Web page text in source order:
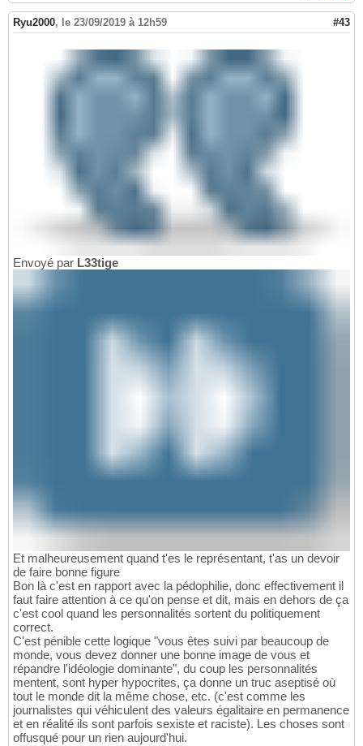
Ryu2000, le 23/09/2019 à 12h59 #43
Envoyé par L33tige
Et malheureusement quand t'es le représentant, t'as un devoir
de faire bonne figure
Bon là c'est en rapport avec la pédophilie, donc effectivement il
faut faire attention à ce qu'on pense et dit, mais en dehors de ça
c'est cool quand les personnalités sortent du politiquement
correct.
C'est pénible cette logique "vous êtes suivi par beaucoup de
monde, vous devez donner une bonne image de vous et
répandre l'idéologie dominante", du coup les personnalités
mentent, sont hyper hypocrites, ça donne un truc aseptisé où
tout le monde dit la même chose, etc. (c'est comme les
journalistes qui véhiculent des valeurs égalitaire en permanence
et en réalité ils sont parfois sexiste et raciste). Les choses sont
offusqué pour un rien aujourd'hui.